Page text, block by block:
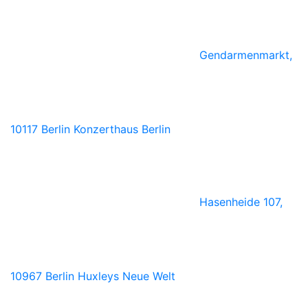
Gendarmenmarkt,
10117 Berlin Konzerthaus Berlin
Hasenheide 107,
10967 Berlin Huxleys Neue Welt